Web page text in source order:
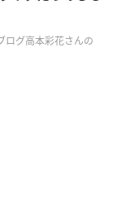
ログ高本彩花さんの